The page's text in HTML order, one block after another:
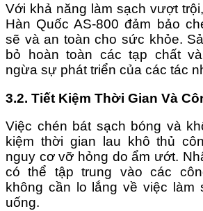
Với khả năng làm sạch vượt
Hàn Quốc AS-800 đảm bảo
sẽ và an toàn cho sức khỏe.
bỏ hoàn toàn các tạp chất
ngừa sự phát triển của các tác
3.2. Tiết Kiệm Thời Gian Và
Việc chén bát sạch bóng và
kiệm thời gian lau khô thủ
nguy cơ vỡ hỏng do ẩm ướt.
có thể tập trung vào các
không cần lo lắng về việc làm
uống.